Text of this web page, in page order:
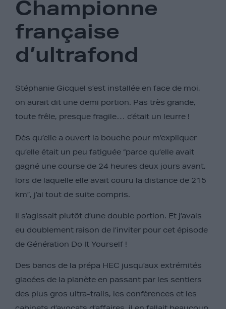
Championne
française
d’ultrafond
Stéphanie Gicquel s’est installée en face de moi,
on aurait dit une demi portion. Pas très grande,
toute frêle, presque fragile… c’était un leurre !
Dès qu’elle a ouvert la bouche pour m’expliquer
qu’elle était un peu fatiguée “parce qu’elle avait
gagné une course de 24 heures deux jours avant,
lors de laquelle elle avait couru la distance de 215
km”, j’ai tout de suite compris.
Il s’agissait plutôt d’une double portion. Et j’avais
eu doublement raison de l’inviter pour cet épisode
de Génération Do It Yourself !
Des bancs de la prépa HEC jusqu’aux extrémités
glacées de la planète en passant par les sentiers
des plus gros ultra-trails, les conférences et les